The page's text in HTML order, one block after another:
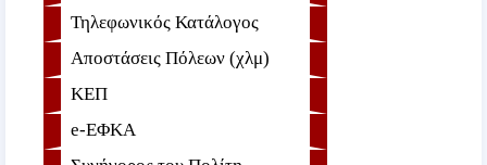
Τηλεφωνικός Κατάλογος
Αποστάσεις Πόλεων (χλμ)
ΚΕΠ
e-ΕΦKA